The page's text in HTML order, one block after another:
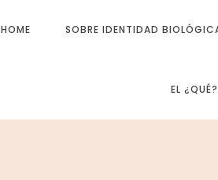
HOME SOBRE IDENTIDAD
EL